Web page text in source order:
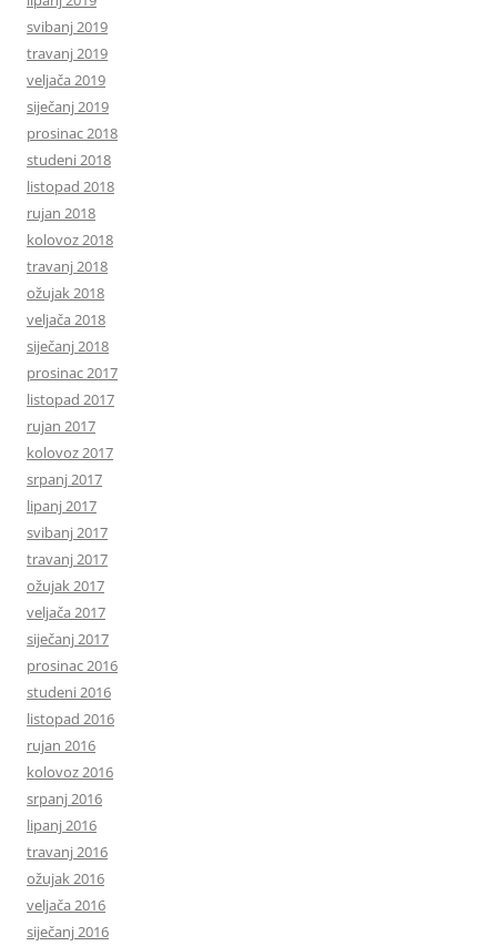
svibanj 2019
travanj 2019
veljača 2019
siječanj 2019
prosinac 2018
studeni 2018
listopad 2018
rujan 2018
kolovoz 2018
travanj 2018
ožujak 2018
veljača 2018
siječanj 2018
prosinac 2017
listopad 2017
rujan 2017
kolovoz 2017
srpanj 2017
lipanj 2017
svibanj 2017
travanj 2017
ožujak 2017
veljača 2017
siječanj 2017
prosinac 2016
studeni 2016
listopad 2016
rujan 2016
kolovoz 2016
srpanj 2016
lipanj 2016
travanj 2016
ožujak 2016
veljača 2016
siječanj 2016